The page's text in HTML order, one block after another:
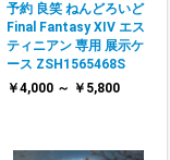
予約 良笑 ねんどろいど
Final Fantasy XIV エス
ティニアン 専用 展示ケ
ース ZSH1565468S
￥4,000 ～ ￥5,800